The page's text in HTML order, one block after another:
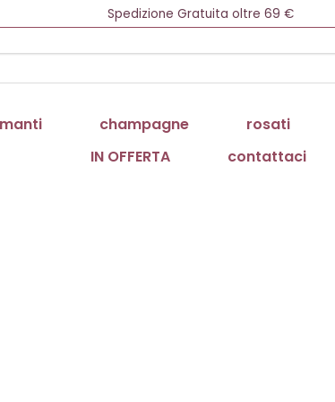
Spedizione Gratuita oltre 69 €
Consegna 1/3 gg in tutta Italia
Newsletter = 5% di Sconto!
champagne rosati
IN OFFERTA
contattaci